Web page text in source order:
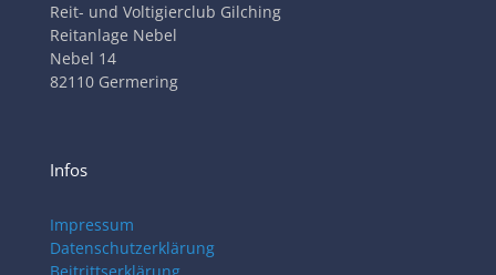
Reit- und Voltigierclub Gilching
Reitanlage Nebel
Nebel 14
82110 Germering
Infos
Impressum
Datenschutzerklärung